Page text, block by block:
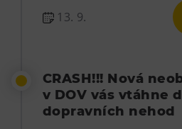
13. 9.
CRASH!!! Nová
v DOV vás vtáhne
dopravních nehod